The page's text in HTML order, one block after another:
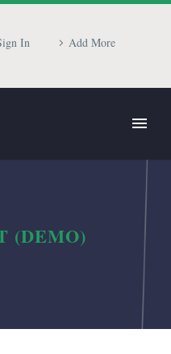
In
Add More
(DEMO)